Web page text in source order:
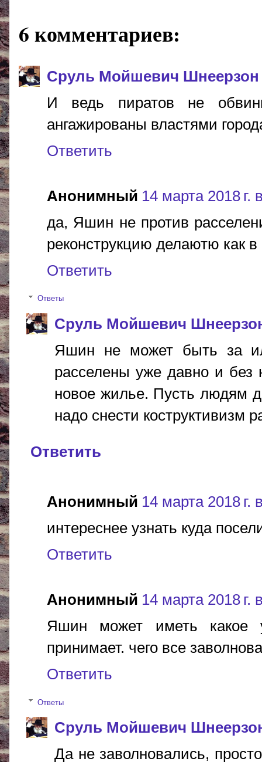
6 комментариев:
Сруль Мойшевич Шнеерзон
И ведь пиратов не
ангажированы властями
Ответить
Анонимный 14 марта 2018 г.
да, Яшин не против
реконструкцию делаютю как
Ответить
Ответы
Сруль Мойшевич
Яшин не может быть за
расселены уже давно и без
новое жилье. Пусть людям
надо снести коструктивизм
Ответить
Анонимный 14 марта 2018 г.
интереснее узнать куда
Ответить
Анонимный 14 марта 2018 г.
Яшин может иметь какое
принимает. чего все
Ответить
Ответы
Сруль Мойшевич
Да не заволновались,